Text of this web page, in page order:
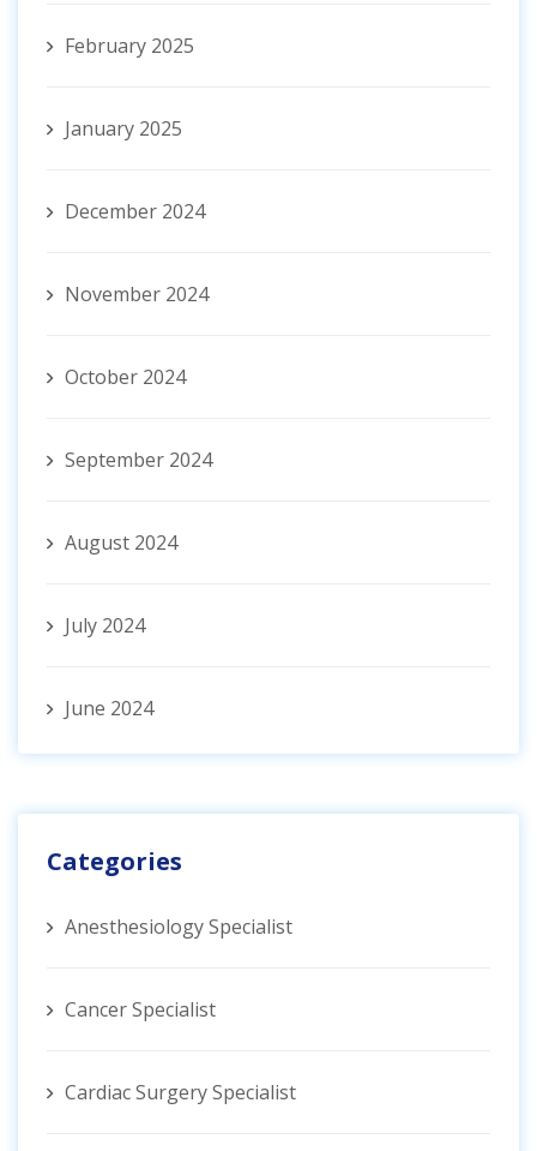
February 2025
January 2025
December 2024
November 2024
October 2024
September 2024
August 2024
July 2024
June 2024
Categories
Anesthesiology Specialist
Cancer Specialist
Cardiac Surgery Specialist